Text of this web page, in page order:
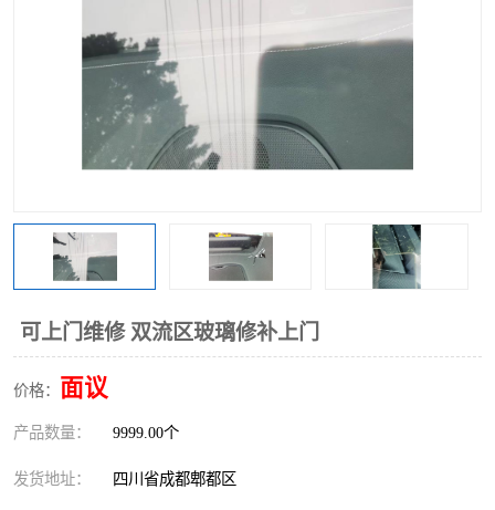
可上门维修 双流区玻璃修补上门
价格： 面议
产品数量： 9999.00个
发货地址： 四川省成都郫都区